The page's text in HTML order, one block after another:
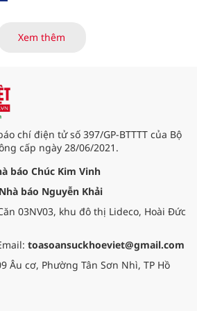
là những nội dung trọng tâm được
báo cáo tại Hội thảo khoa học cập
Xem thêm
chí điện tử số 397/GP-BTTTT của Bộ
cấp ngày 28/06/2021.
báo Chúc Kim Vinh
Nhà báo Nguyễn Khải
03NV03, khu đô thị Lideco, Hoài Đức
toasoansuckhoeviet@gmail.com
Âu cơ, Phường Tân Sơn Nhì, TP Hồ